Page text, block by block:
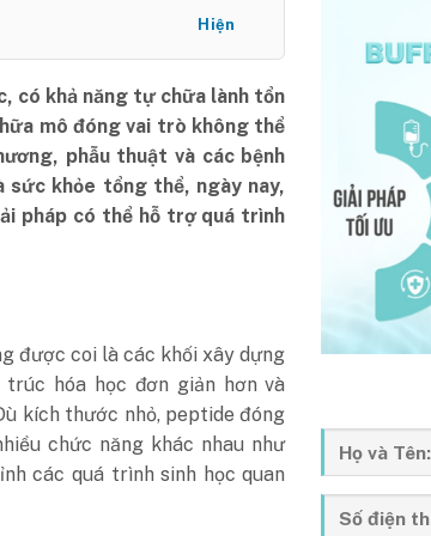
Hiện
có khả năng tự chữa lành tổn
mô đóng vai trò không thể
phẫu thuật và các bệnh
khỏe tổng thể, ngày nay,
pháp có thể hỗ trợ quá trình
được coi là các khối xây dựng
hóa học đơn giản hơn và
kích thước nhỏ, peptide đóng
chức năng khác nhau như
các quá trình sinh học quan